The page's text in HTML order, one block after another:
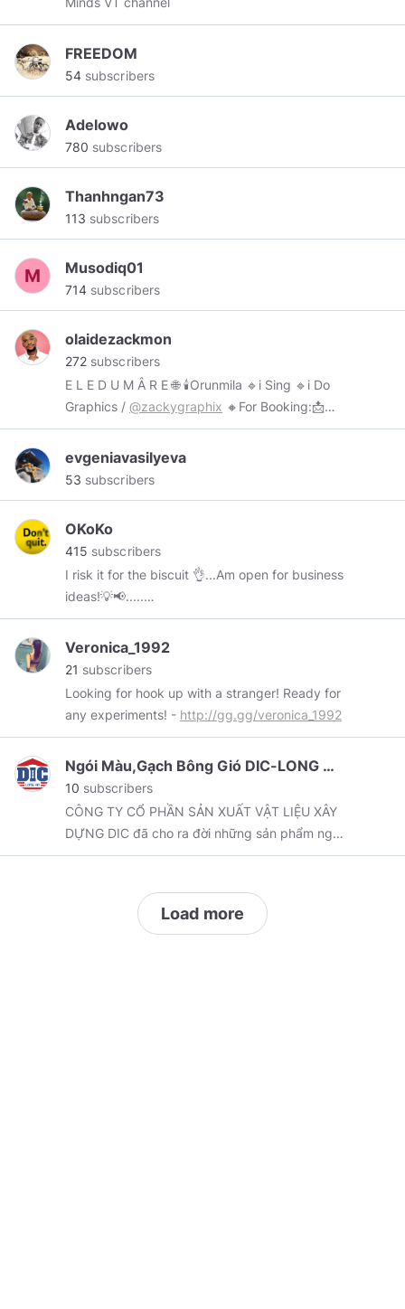
FREEDOM
54 subscribers
Adelowo
780 subscribers
Thanhngan73
113 subscribers
Musodiq01
714 subscribers
olaidezackmon
272 subscribers
E L E D U M Â R E 🌐 🕯Orunmila 🔹i Sing 🔹i Do
Graphics / @zackygraphix 🔸For Booking:📩
olaidezackmon@gmail.com #Eledumârevibes/
#orunmilâ
evgeniavasilyeva
53 subscribers
OKoKo
415 subscribers
I risk it for the biscuit 👌...Am open for business
ideas!💡📢.....
#MetallurgicalAndMaterialEngineer
Veronica_1992
21 subscribers
Looking for hook up with a stranger! Ready for
any experiments! - http://gg.gg/veronica_1992
Ngói Màu,Gạch Bông Gió DIC-LONG AN
10 subscribers
CÔNG TY CỔ PHẦN SẢN XUẤT VẬT LIỆU XÂY
DỰNG DIC đã cho ra đời những sản phẩm ngói
màu, gạch bông gió mang thương hiệu BM.
Load more